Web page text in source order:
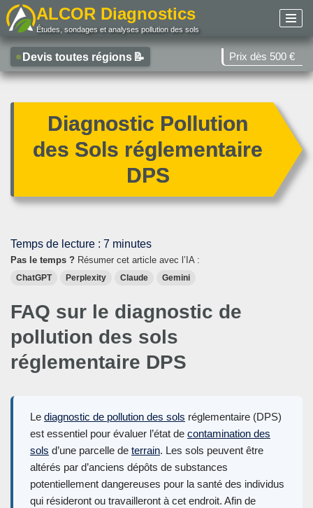
au
contenu
ALCOR Diagnostics
Études, sondages et analyses pollution des sols
Devis toutes régions 📝 Prix dès 500 €
Diagnostic Pollution
des Sols réglementaire
DPS
Temps de lecture : 7 minutes
Pas le temps ? Résumer cet article avec l’IA :
ChatGPT Perplexity Claude Gemini
FAQ sur le diagnostic de
pollution des sols
réglementaire DPS
Le diagnostic de pollution des sols réglementaire (DPS)
est essentiel pour évaluer l’état de contamination des
sols d’une parcelle de terrain. Les sols peuvent être
altérés par d’anciens dépôts de substances
potentiellement dangereuses pour la santé des individus
qui résideront ou travailleront à cet endroit. Afin de